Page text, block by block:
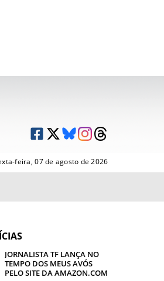
feira, 07 de agosto de 2026
JORNALISTA TF LANÇA NO
TEMPO DOS MEUS AVÓS
PELO SITE DA AMAZON.COM